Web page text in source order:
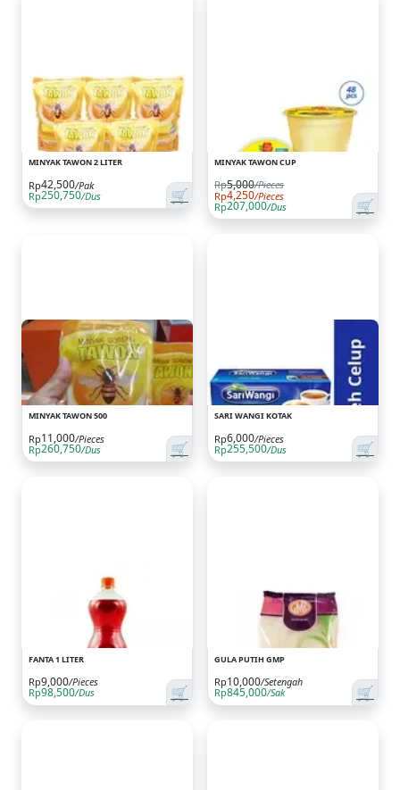
MINYAK TAWON 2 LITER
Rp42,500/Pak
Rp250,750/Dus 🛒
MINYAK TAWON CUP
Rp5,000/Pieces
Rp4,250/Pieces
Rp207,000/Dus 🛒
MINYAK TAWON 500
Rp11,000/Pieces
Rp260,750/Dus 🛒
SARI WANGI KOTAK
Rp6,000/Pieces
Rp255,500/Dus 🛒
FANTA 1 LITER
Rp9,000/Pieces
Rp98,500/Dus 🛒
GULA PUTIH GMP
Rp10,000/Setengah
Rp845,000/Sak 🛒